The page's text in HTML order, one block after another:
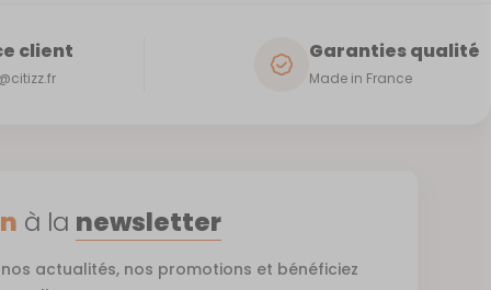
client Garanties qualité
Made in France
à la newsletter
actualités, nos promotions et bénéficiez